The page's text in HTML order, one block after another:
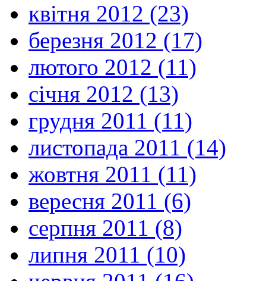
квітня 2012 (23)
березня 2012 (17)
лютого 2012 (11)
січня 2012 (13)
грудня 2011 (11)
листопада 2011 (14)
жовтня 2011 (11)
вересня 2011 (6)
серпня 2011 (8)
липня 2011 (10)